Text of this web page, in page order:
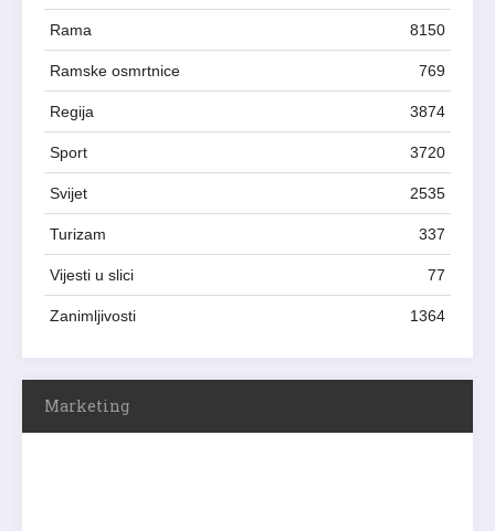
Rama 8150
Ramske osmrtnice 769
Regija 3874
Sport 3720
Svijet 2535
Turizam 337
Vijesti u slici 77
Zanimljivosti 1364
Marketing